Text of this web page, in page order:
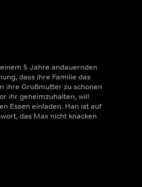
5 Jahre andauernden
dass ihre Familie das
ihre Großmutter zu schonen
ihr geheimzuhalten, will
Essen einladen. Han ist auf
das Max nicht knacken